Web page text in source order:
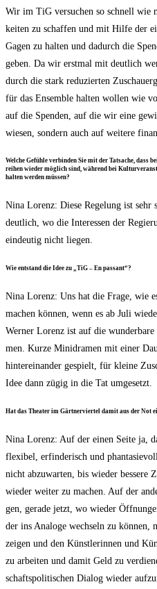
Wir im TiG ver­su­chen so schnell
kei­ten zu schaf­fen und mit Hil­fe der
Gagen zu hal­ten und dadurch die
geben. Da wir erst­mal mit deut­lich
durch die stark redu­zier­ten
für das Ensem­ble hal­ten wol­len wie
auf die Spen­den, auf die wir eine
wie­sen, son­dern auch auf wei­te­re
Wel­che Gefüh­le ver­bin­den Sie mit der Tat­sa­che,
rei­hen wie­der mög­lich sind, wäh­rend bei
hal­ten wer­den müssen?
Nina Lorenz: Die­se Rege­lung ist sehr
deut­lich, wo die Inter­es­sen der
ein­deu­tig nicht liegen.
Wie ent­stand die Idee zu „TiG – En passant“?
Nina Lorenz: Uns hat die Fra­ge, wie
machen kön­nen, wenn es ab Juli
Wer­ner Lorenz ist auf die
men. Kur­ze Mini­dra­men mit einer
hin­ter­ein­an­der gespielt, für klei­ne
Idee dann zügig in die Tat umgesetzt.
Hat das Thea­ter im Gärt­ner­vier­tel damit aus der Not
Nina Lorenz: Auf der einen Sei­te ja,
fle­xi­bel, erfin­de­risch und
nicht abzu­war­ten, bis wie­der bes­se­re
wie­der wei­ter zu machen. Auf der
gen, gera­de jetzt, wo wie­der
der ins Ana­lo­ge wech­seln zu kön­nen,
zei­gen und den Künst­le­rin­nen und
zu arbei­ten und damit Geld zu
schafts­po­li­ti­schen Dia­log wie­der